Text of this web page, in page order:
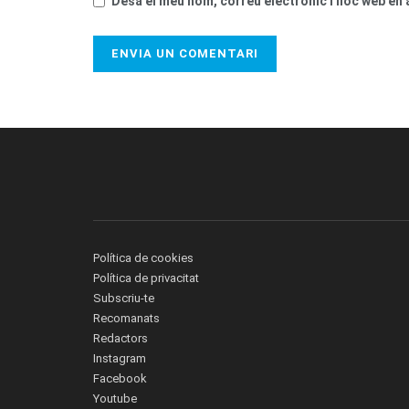
Política de cookies
Política de privacitat
Subscriu-te
Recomanats
Redactors
Instagram
Facebook
Youtube